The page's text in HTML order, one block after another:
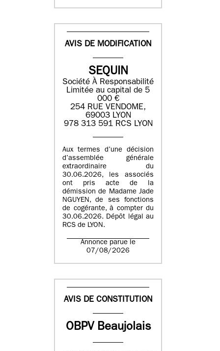
AVIS DE MODIFICATION
SEQUIN
Société À Responsabilité
Limitée au capital de 5
000 €
254 RUE VENDOME,
69003 LYON
978 313 591 RCS LYON
Aux termes d’une décision
d’assemblée générale
extraordinaire du
30.06.2026, les associés
ont pris acte de la
démission de Madame Jade
NGUYEN, de ses fonctions
de cogérante, à compter du
30.06.2026. Dépôt légal au
RCS de LYON.
Annonce parue le
07/08/2026
AVIS DE CONSTITUTION
OBPV Beaujolais